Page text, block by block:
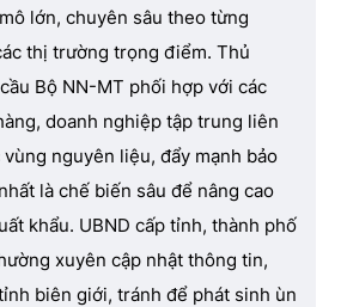
lớn, chuyên sâu theo từng
thị trường trọng điểm. Thủ
Bộ NN-MT phối hợp với các
doanh nghiệp tập trung liên
nguyên liệu, đẩy mạnh bảo
là chế biến sâu để nâng cao
khẩu. UBND cấp tỉnh, thành phố
xuyên cập nhật thông tin,
biên giới, tránh để phát sinh ùn